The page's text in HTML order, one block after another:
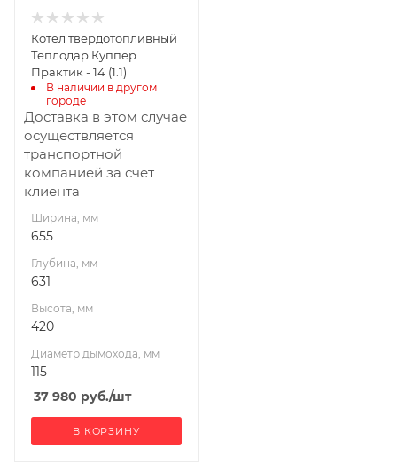
115
Гарантия, мес.
36
Мощность, кВт
14
Котел твердотопливный
Теплодар Куппер
Практик - 14 (1.1)
В наличии в другом
городе
Доставка в этом случае
осуществляется
транспортной
компанией за счет
клиента
Ширина, мм
655
Глубина, мм
631
Высота, мм
420
Диаметр дымохода, мм
115
37 980 руб./шт
В КОРЗИНУ